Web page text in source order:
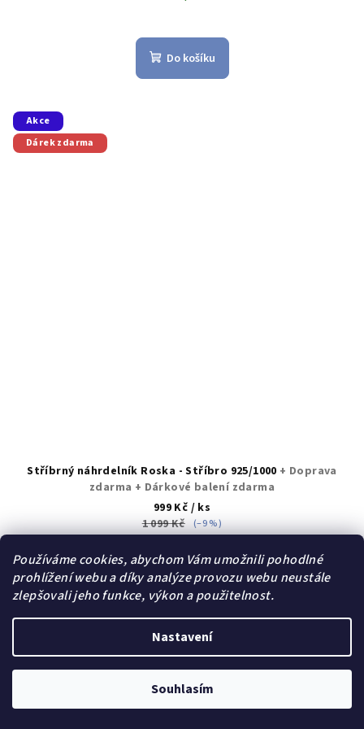
Používáme cookies, abychom Vám umožnili pohodlné
prohlížení webu a díky analýze provozu webu neustále
zlepšovali jeho funkce, výkon a použitelnost.
Nastavení
Souhlasím
Do košíku
Akce
Dárek zdarma
Stříbrný náhrdelník Roska - Stříbro 925/1000 + Doprava
zdarma + Dárkové balení zdarma
999 Kč / ks
1 099 Kč (–9 %)
Do košíku
Akce